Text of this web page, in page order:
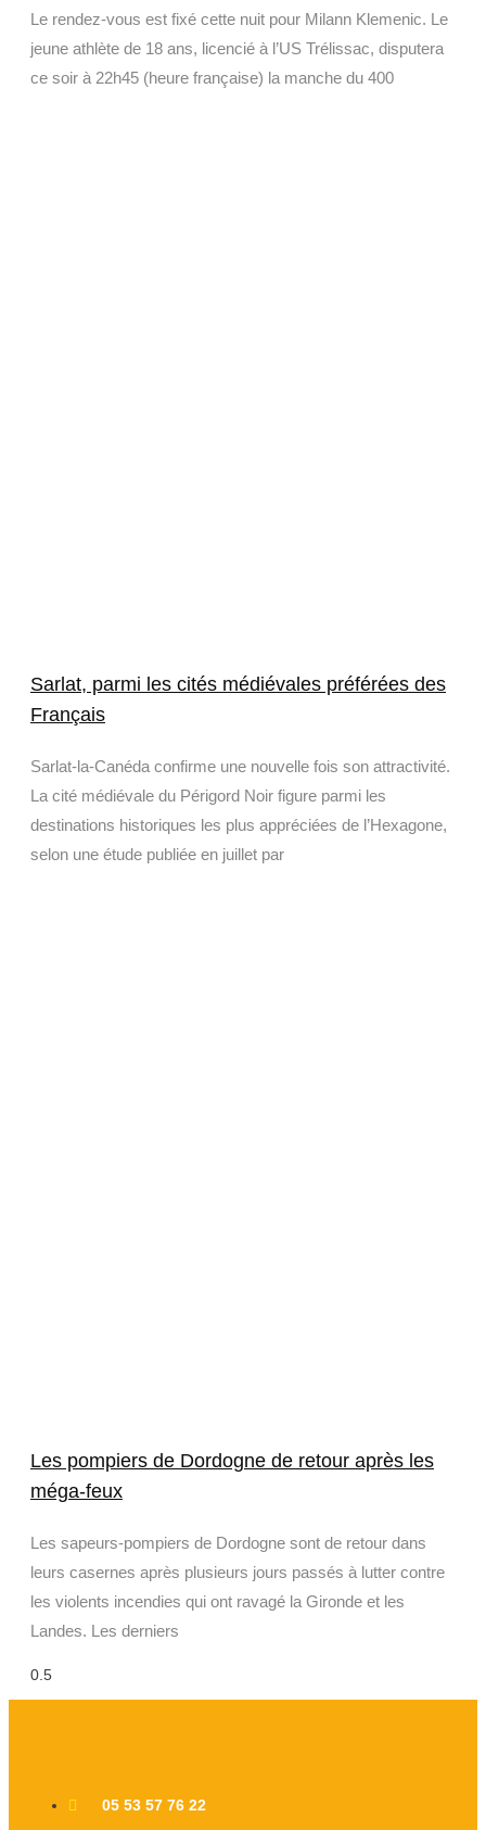
Le rendez-vous est fixé cette nuit pour Milann Klemenic. Le
jeune athlète de 18 ans, licencié à l’US Trélissac, disputera
ce soir à 22h45 (heure française) la manche du 400
Sarlat, parmi les cités médiévales préférées des
Français
Sarlat-la-Canéda confirme une nouvelle fois son attractivité.
La cité médiévale du Périgord Noir figure parmi les
destinations historiques les plus appréciées de l’Hexagone,
selon une étude publiée en juillet par
Les pompiers de Dordogne de retour après les
méga-feux
Les sapeurs-pompiers de Dordogne sont de retour dans
leurs casernes après plusieurs jours passés à lutter contre
les violents incendies qui ont ravagé la Gironde et les
Landes. Les derniers
05 53 57 76 22